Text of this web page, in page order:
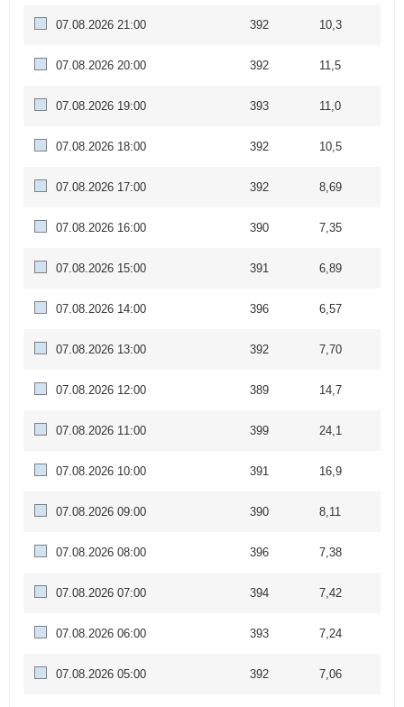
07.08.2026 21:00 392 10,3
07.08.2026 20:00 392 11,5
07.08.2026 19:00 393 11,0
07.08.2026 18:00 392 10,5
07.08.2026 17:00 392 8,69
07.08.2026 16:00 390 7,35
07.08.2026 15:00 391 6,89
07.08.2026 14:00 396 6,57
07.08.2026 13:00 392 7,70
07.08.2026 12:00 389 14,7
07.08.2026 11:00 399 24,1
07.08.2026 10:00 391 16,9
07.08.2026 09:00 390 8,11
07.08.2026 08:00 396 7,38
07.08.2026 07:00 394 7,42
07.08.2026 06:00 393 7,24
07.08.2026 05:00 392 7,06